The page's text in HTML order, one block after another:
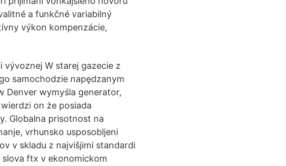
a funkčné variabilný
výkon kompenzácie,
W starej gazecie z
samochodzie napędzanym
Denver wymyśla generator,
on że posiada
Globalna prisotnost na
vrhunsko usposobljeni
v skladu z najvišjimi standardi
ftx v ekonomickom